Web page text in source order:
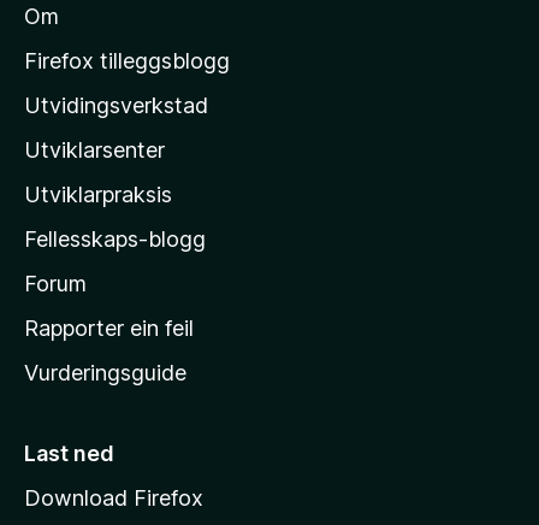
M
o
l
l
-
h
e
m
s
d
Om
Firefox tilleggsblogg
Utvidingsverkstad
Utviklarsenter
Utviklarpraksis
Fellesskaps-blogg
Forum
Rapporter ein feil
Vurderingsguide
Last ned
Download Firefox